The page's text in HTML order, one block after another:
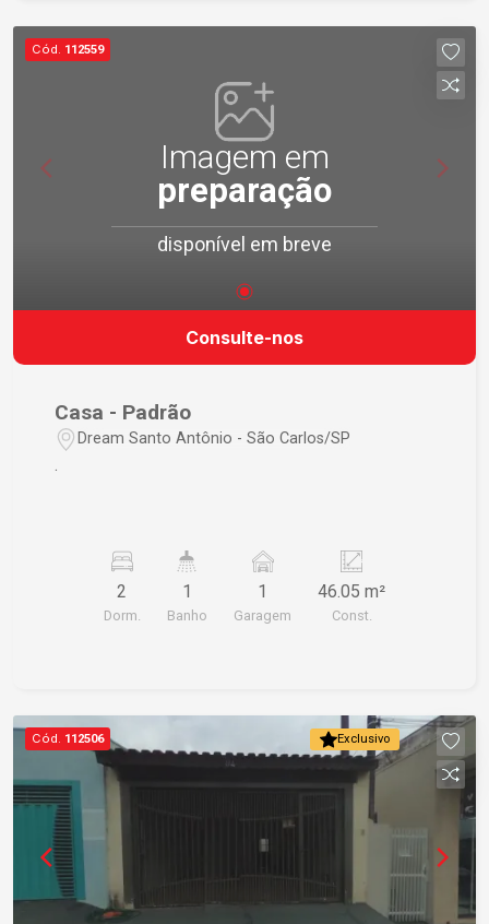
Cód. 112559
Imagem em
preparação
disponível em breve
Consulte-nos
Casa - Padrão
Dream Santo Antônio - São Carlos/SP
.
2
Dorm.
1
Banho
1
Garagem
46.05 m²
Const.
Exclusivo
Cód. 112506